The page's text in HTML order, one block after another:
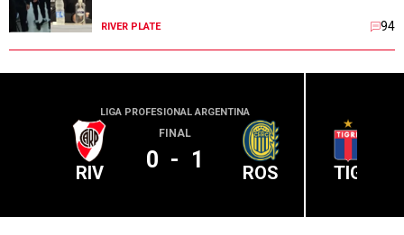
RIVER PLATE 94
LIGA PROFESIONAL ARGENTINA
RIV
FINAL
0 - 1 ROS TIG